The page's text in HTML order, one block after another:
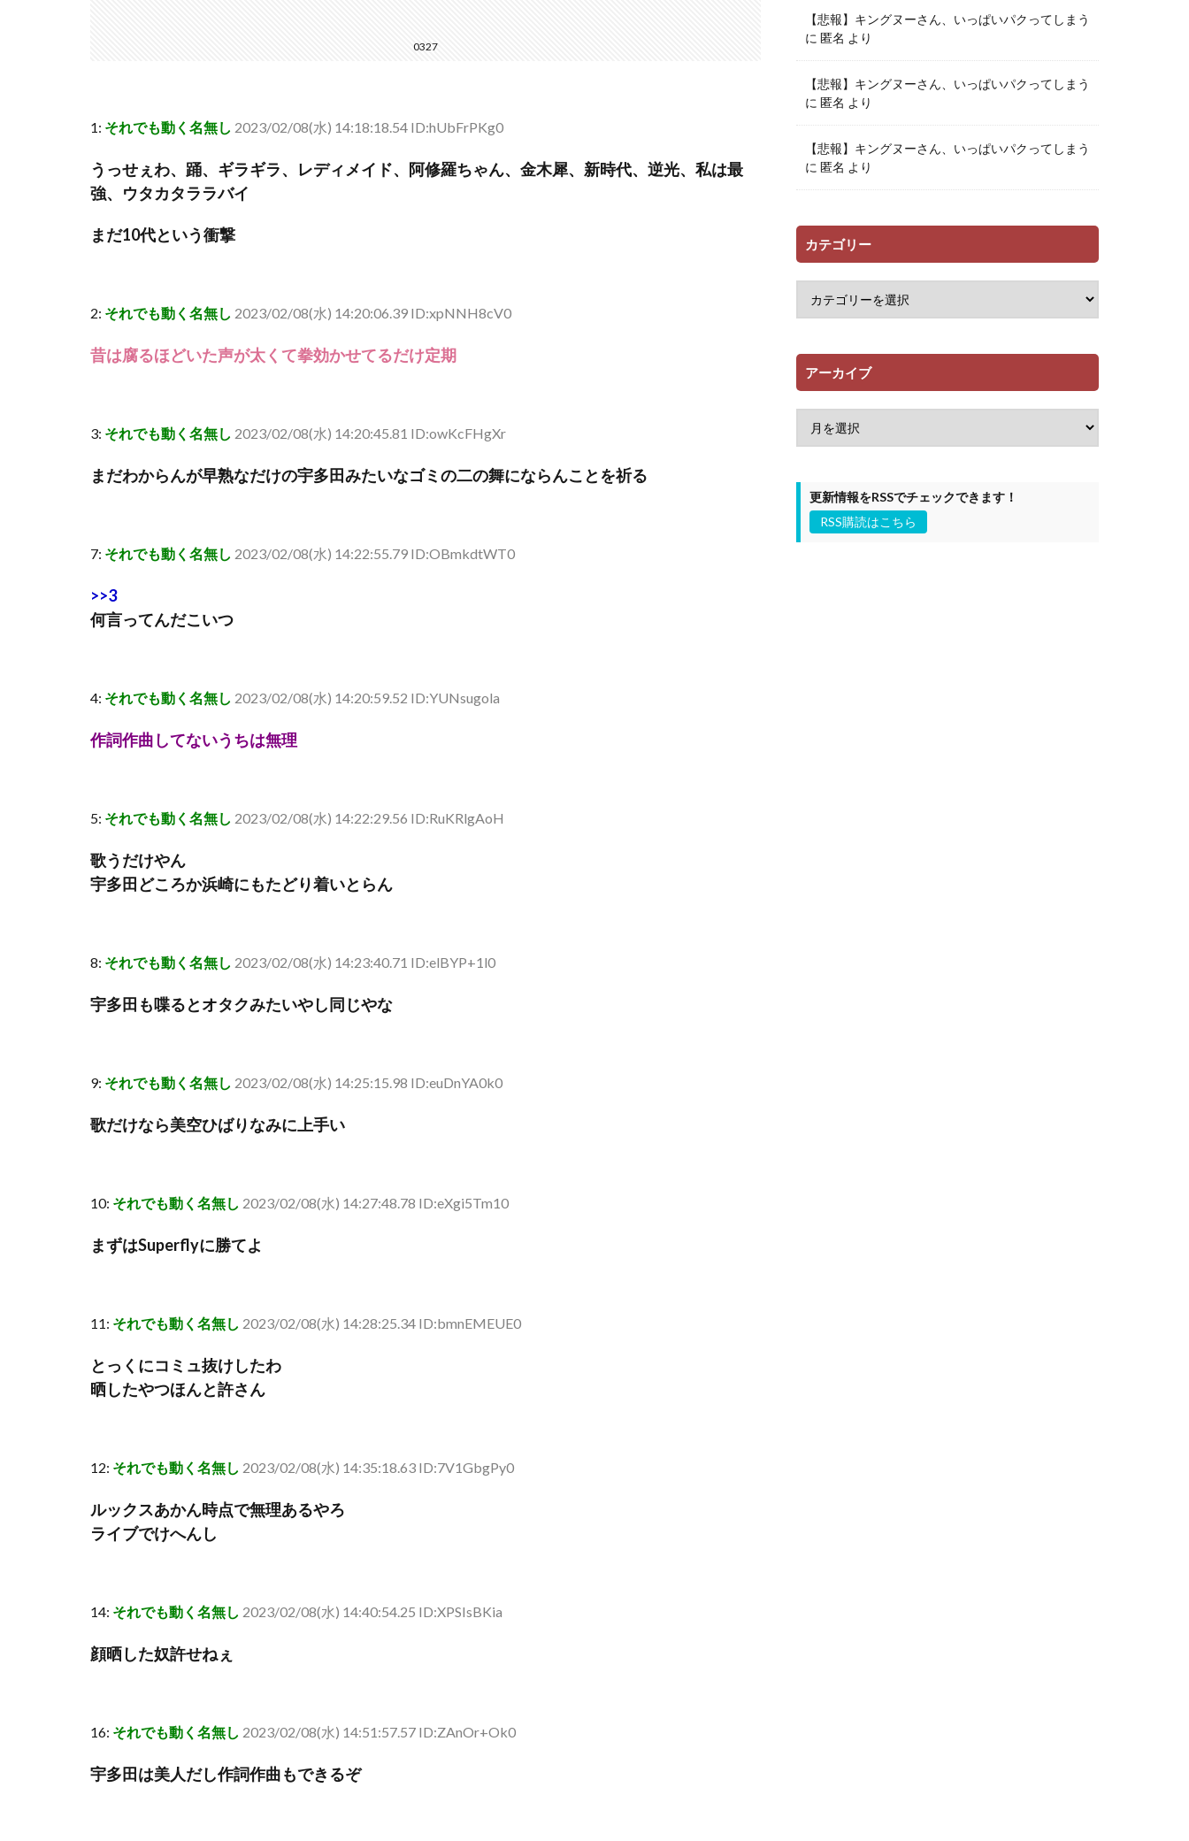
0327
1: それでも動く名無し 2023/02/08(水) 14:18:18.54 ID:hUbFrPKg0
うっせぇわ、踊、ギラギラ、レディメイド、阿修羅ちゃん、金木犀、新時代、逆光、私は最
強、ウタカタララバイ
まだ10代という衝撃
2: それでも動く名無し 2023/02/08(水) 14:20:06.39 ID:xpNNH8cV0
昔は腐るほどいた声が太くて拳効かせてるだけ定期
3: それでも動く名無し 2023/02/08(水) 14:20:45.81 ID:owKcFHgXr
まだわからんが早熟なだけの宇多田みたいなゴミの二の舞にならんことを祈る
7: それでも動く名無し 2023/02/08(水) 14:22:55.79 ID:OBmkdtWT0
>>3
何言ってんだこいつ
4: それでも動く名無し 2023/02/08(水) 14:20:59.52 ID:YUNsugola
作詞作曲してないうちは無理
5: それでも動く名無し 2023/02/08(水) 14:22:29.56 ID:RuKRlgAoH
歌うだけやん
宇多田どころか浜崎にもたどり着いとらん
8: それでも動く名無し 2023/02/08(水) 14:23:40.71 ID:elBYP+1l0
宇多田も喋るとオタクみたいやし同じやな
9: それでも動く名無し 2023/02/08(水) 14:25:15.98 ID:euDnYA0k0
歌だけなら美空ひばりなみに上手い
10: それでも動く名無し 2023/02/08(水) 14:27:48.78 ID:eXgi5Tm10
まずはSuperflyに勝てよ
11: それでも動く名無し 2023/02/08(水) 14:28:25.34 ID:bmnEMEUE0
とっくにコミュ抜けしたわ
晒したやつほんと許さん
12: それでも動く名無し 2023/02/08(水) 14:35:18.63 ID:7V1GbgPy0
ルックスあかん時点で無理あるやろ
ライブでけへんし
14: それでも動く名無し 2023/02/08(水) 14:40:54.25 ID:XPSIsBKia
顔晒した奴許せねぇ
16: それでも動く名無し 2023/02/08(水) 14:51:57.57 ID:ZAnOr+Ok0
宇多田は美人だし作詞作曲もできるぞ
【悲報】キングヌーさん、いっぱいパクってしまう
に 匿名 より
【悲報】キングヌーさん、いっぱいパクってしまう
に 匿名 より
【悲報】キングヌーさん、いっぱいパクってしまう
に 匿名 より
カテゴリー
アーカイブ
更新情報をRSSでチェックできます！
RSS購読はこちら